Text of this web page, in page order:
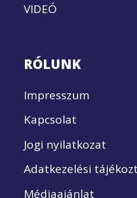
VIDEÓ
RÓLUNK
Impresszum
Kapcsolat
Jogi nyilatkozat
Adatkezelési
Médiaajánlat